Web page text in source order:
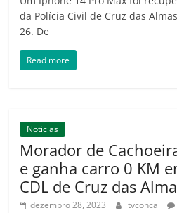
da Polícia Civil de Cruz das
26. De
Read more
Noticias
Morador de
e ganha carro 0 KM
CDL de Cruz das
dezembro 28, 2023 tvconca